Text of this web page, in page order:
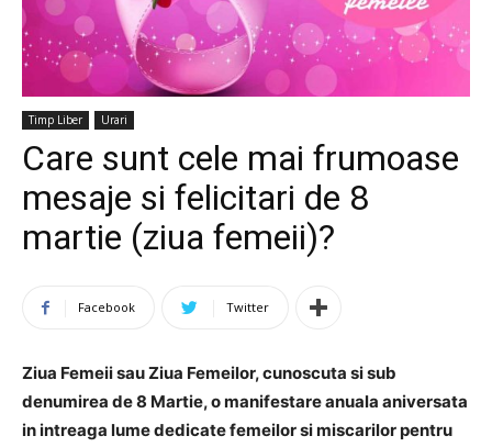
Timp Liber Urari
Care sunt cele mai frumoase
mesaje si felicitari de 8
martie (ziua femeii)?
Facebook Twitter
Ziua Femeii sau Ziua Femeilor, cunoscuta si sub
denumirea de 8 Martie, o manifestare anuala aniversata
in intreaga lume dedicate femeilor si miscarilor pentru